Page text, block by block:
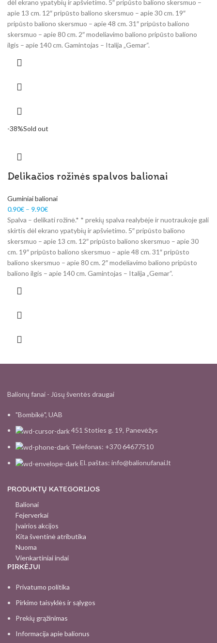
dėl ekrano ypatybių ir apšvietimo. 5″ pripūsto baliono skersmuo –
apie 13 cm. 12″ pripūsto baliono skersmuo – apie 30 cm. 19″
pripūsto baliono skersmuo – apie 48 cm. 31″ pripūsto baliono
skersmuo – apie 80 cm. 2″ modeliavimo baliono pripūsto baliono
ilgis – apie 140 cm. Gamintojas – Italija „Gemar“.
-38%Sold out
Delikačios rožinės spalvos balionai
Guminiai balionai
0.90€ – 9.90€
Spalva – delikati rožinė.* * prekių spalva realybėje ir nuotraukoje gali
skirtis dėl ekrano ypatybių ir apšvietimo. 5″ pripūsto baliono
skersmuo – apie 13 cm. 12″ pripūsto baliono skersmuo – apie 30
cm. 19″ pripūsto baliono skersmuo – apie 48 cm. 31″ pripūsto
baliono skersmuo – apie 80 cm. 2″ modeliavimo baliono pripūsto
baliono ilgis – apie 140 cm. Gamintojas – Italija „Gemar“.
Balionų fanai - Jūsų šventės draugai
"Bombikė", UAB
451 Stoties g. 19, Panevėžys
Telefonas: +370 64677510
El. paštas: info@balionufanai.lt
PRODUKTŲ KATEGORIJOS
Balionai
Fejerverkai
Įvairios akcijos
Kita šventinė atributika
Nuoma
Vienkartiniai indai
PIRKĖJUI
Privatumo politika
Pirkimo taisyklės ir sąlygos
Prekių grąžinimas
Informacija apie balionus